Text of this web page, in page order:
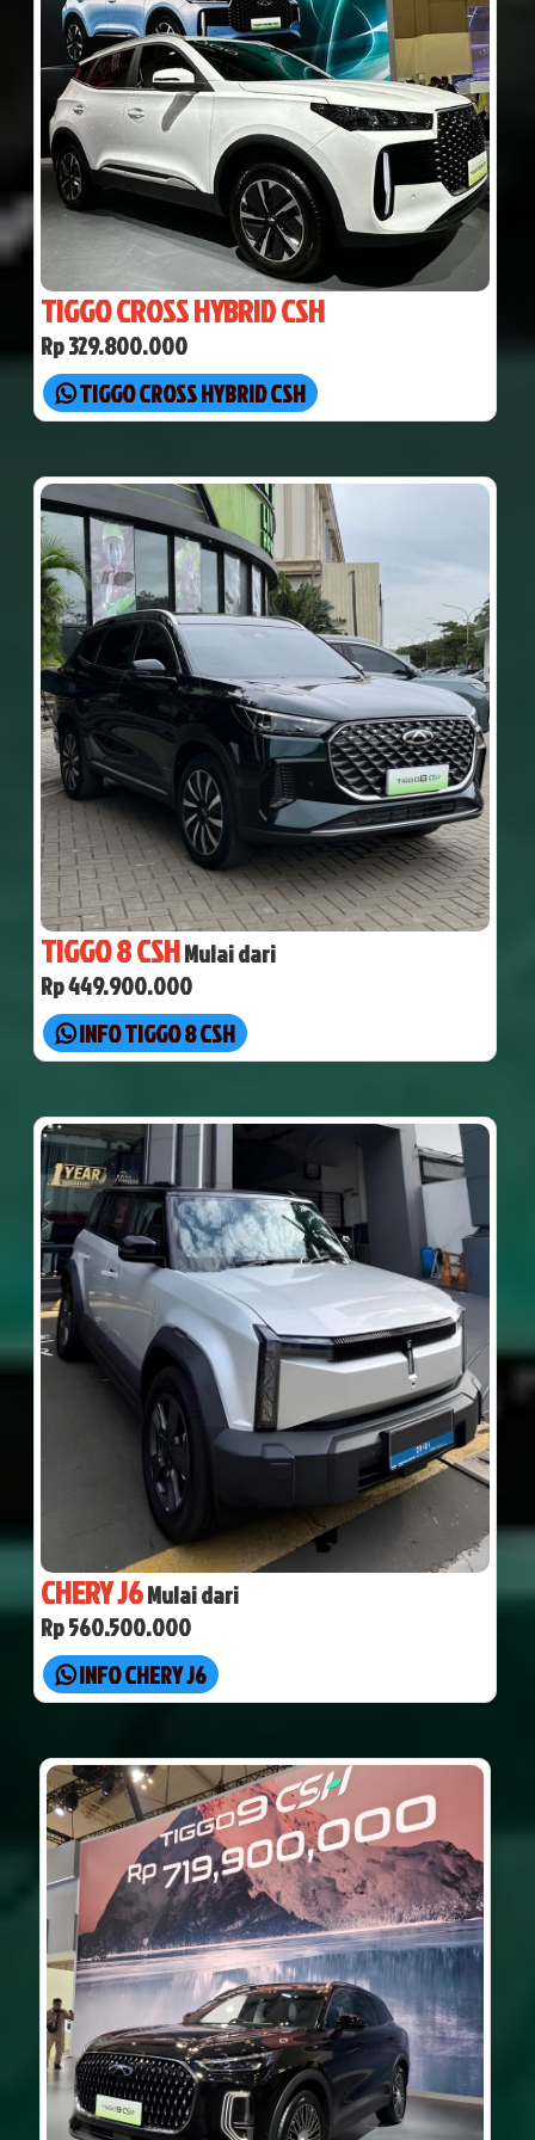
TIGGO CROSS HYBRID CSH
Rp 329.800.000
TIGGO CROSS HYBRID CSH
TIGGO 8 CSHMulai dari
Rp 449.900.000
INFO TIGGO 8 CSH
CHERY J6Mulai dari
Rp 560.500.000
INFO CHERY J6